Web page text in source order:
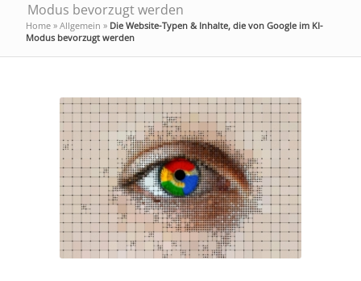
Modus bevorzugt werden
Home» Allgemein » Die Website-Typen & Inhalte, die von Google im KI-
Modus bevorzugt werden